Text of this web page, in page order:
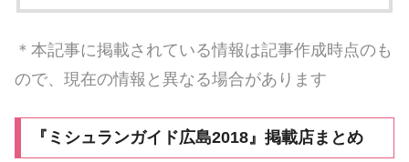
＊本記事に掲載されている情報は記事作成時点のも
ので、現在の情報と異なる場合があります
『ミシュランガイド広島2018』掲載店まとめ